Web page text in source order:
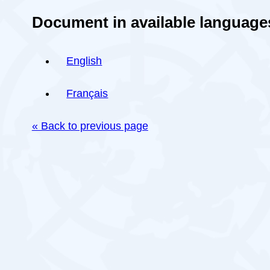
Document in available
English
Français
« Back to previous page